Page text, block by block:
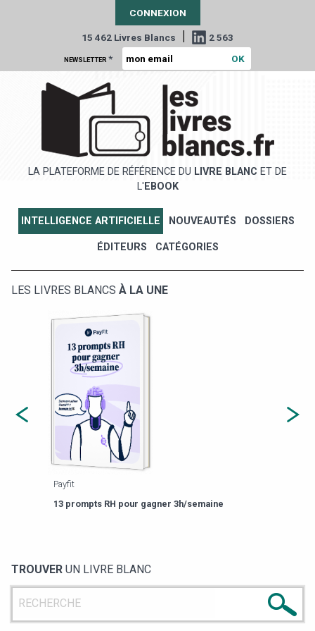
CONNEXION
15 462 Livres Blancs | 2 563
NEWSLETTER *
LA PLATEFORME DE RÉFÉRENCE DU LIVRE BLANC ET DE
L' EBOOK
INTELLIGENCE ARTIFICIELLE NOUVEAUTÉS DOSSIERS
ÉDITEURS CATÉGORIES
LES LIVRES BLANCS À LA UNE
Payfit
13 prompts RH pour gagner 3h/semaine
TROUVER UN LIVRE BLANC